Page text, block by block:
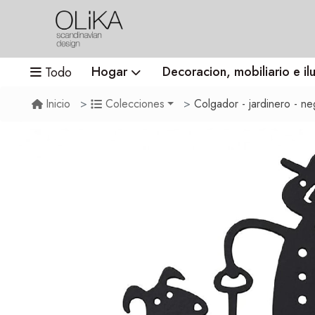
Todo Hogar Decoracion, mobiliario e
Inicio Colecciones Colgador - jardinero -